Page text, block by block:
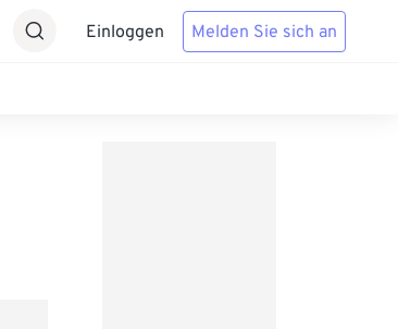
Einloggen Melden Sie sich an